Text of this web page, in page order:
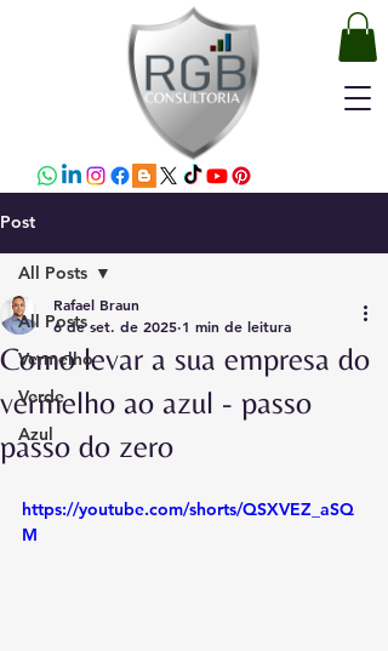
Post
All Posts
Vermelho
Verde
Azul
All Posts
Como levar a sua empresa do
vermelho ao azul - passo
passo do zero
Rafael Braun
6 de set. de 2025 1 min de leitura
https://youtube.com/shorts/QSXVEZ_aSQ
M